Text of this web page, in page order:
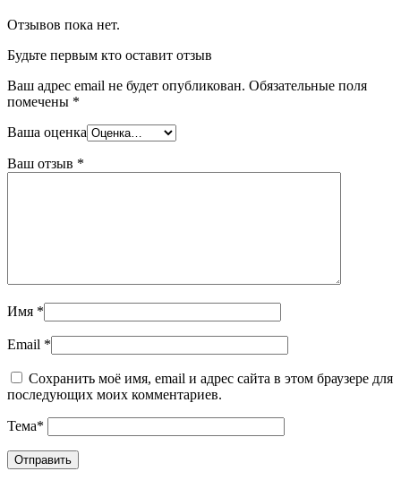
Отзывов пока нет.
Будьте первым кто оставит отзыв
Ваш адрес email не будет опубликован. Обязательные поля
помечены *
Ваша оценка
Ваш отзыв *
Имя *
Email *
Сохранить моё имя, email и адрес сайта в этом браузере для
последующих моих комментариев.
Тема*